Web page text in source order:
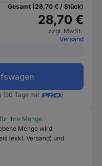
Gesamt (28,70 € / Stück)
28,70 €
zzgl. MwSt.
Versand
(30 Tage mit )
Ihre Menge.
Menge wird
(exkl. Versand) und